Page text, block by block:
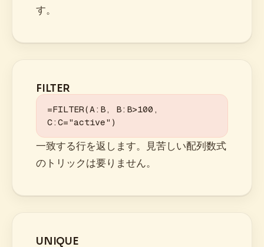
す。
FILTER
=FILTER(A:B, B:B>100,
C:C="active")
一致する行を返します。見苦しい配列数式
のトリックは要りません。
UNIQUE